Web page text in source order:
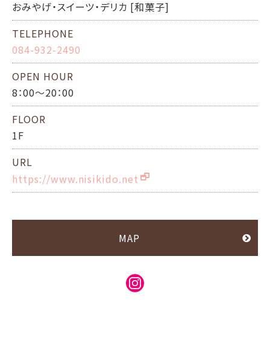
おみやげ・スイーツ・デリカ [和菓子]
TELEPHONE
084-932-2490
OPEN HOUR
8：00～20：00
FLOOR
1F
URL
https://www.nisikido.net
MAP